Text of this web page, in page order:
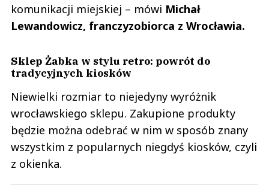
komunikacji miejskiej – mówi Michał
Lewandowicz, franczyzobiorca z Wrocławia.
Sklep Żabka w stylu retro: powrót do
tradycyjnych kiosków
Niewielki rozmiar to niejedyny wyróżnik
wrocławskiego sklepu. Zakupione produkty
będzie można odebrać w nim w sposób znany
wszystkim z popularnych niegdyś kiosków, czyli
z okienka.